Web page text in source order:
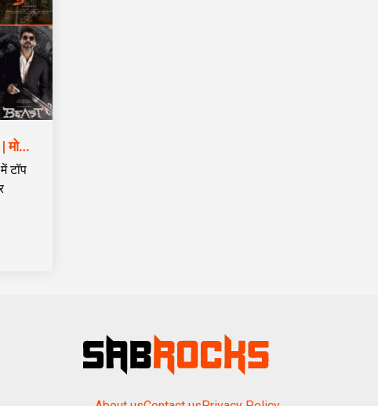
free movie download sites for mobile | मोबाइल के लिए मुफ्त मूवी डाउनलोड साइटें
टॉप